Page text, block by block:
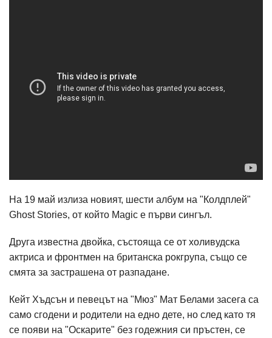
На 19 май излиза новият, шести албум на "Колдплей"
Ghost Stories, от който Magic е първи сингъл.
Друга известна двойка, състояща се от холивудска
актриса и фронтмен на британска рокгрупа, също се
смята за застрашена от разпадане.
Кейт Хъдсън и певецът на "Мюз" Мат Белами засега са
само сгодени и родители на едно дете, но след като тя
се появи на "Оскарите" без годежния си пръстен, се